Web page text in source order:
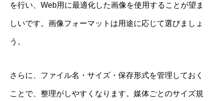
を行い、Web用に最適化した画像を使用することが望ま
しいです。画像フォーマットは用途に応じて選びましょ
う。
さらに、ファイル名・サイズ・保存形式を管理しておく
ことで、整理がしやすくなります。媒体ごとのサイズ規